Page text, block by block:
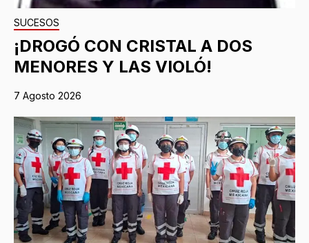
SUCESOS
¡DROGÓ CON CRISTAL A DOS
MENORES Y LAS VIOLÓ!
7 Agosto 2026